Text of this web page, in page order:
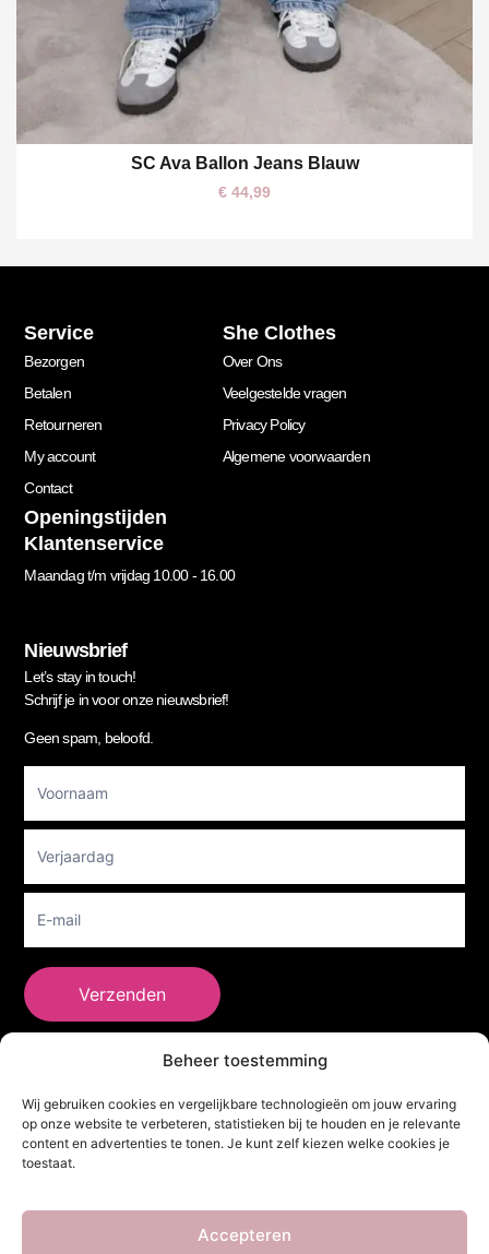
Beheer toestemming
Wij gebruiken cookies en vergelijkbare technologieën om jouw ervaring
op onze website te verbeteren, statistieken bij te houden en je relevante
content en advertenties te tonen. Je kunt zelf kiezen welke cookies je
toestaat.
Accepteren
XS
SC Ava Ballon Jeans Blauw
€ 44,99
Service
Bezorgen
Betalen
Retourneren
My account
Contact
She Clothes
Over Ons
Veelgestelde vragen
Privacy Policy
Algemene voorwaarden
Openingstijden
Klantenservice
Maandag t/m vrijdag 10.00 - 16.00
Nieuwsbrief
Let’s stay in touch!
Schrijf je in voor onze nieuwsbrief!
Geen spam, beloofd.
Newsletter
Verzenden
Adres